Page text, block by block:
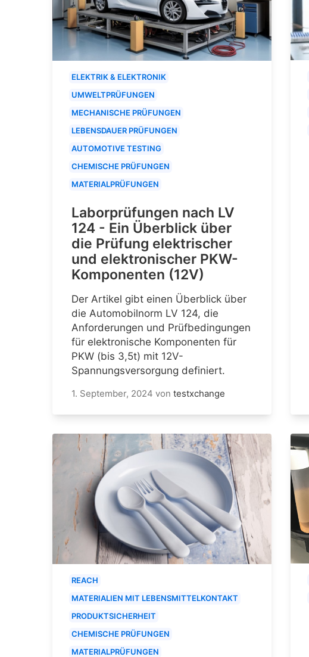
ELEKTRIK & ELEKTRONIK
UMWELTPRÜFUNGEN
MECHANISCHE PRÜFUNGEN
LEBENSDAUER PRÜFUNGEN
AUTOMOTIVE TESTING
CHEMISCHE PRÜFUNGEN
MATERIALPRÜFUNGEN
Laborprüfungen nach LV
124 - Ein Überblick über
die Prüfung elektrischer
und elektronischer PKW-
Komponenten (12V)
Der Artikel gibt einen Überblick über
die Automobilnorm LV 124, die
Anforderungen und Prüfbedingungen
für elektronische Komponenten für
PKW (bis 3,5t) mit 12V-
Spannungsversorgung definiert.
1. September, 2024 von testxchange
REACH
MATERIALIEN MIT LEBENSMITTELKONTAKT
PRODUKTSICHERHEIT
CHEMISCHE PRÜFUNGEN
MATERIALPRÜFUNGEN